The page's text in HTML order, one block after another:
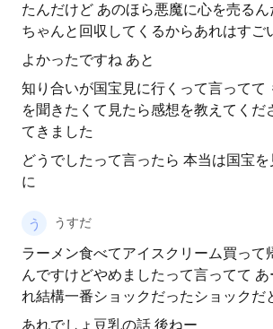
たんだけど あのほら悪魔に心を売る
ちゃんと回収してくるからあれはすご
よかったですね あと
知り合いが国宝見に行くって言ってて
を聞きたくて見たら感想を教えてくだ
てきました
どうでしたって言ったら 本当は国宝を
に
うすだ
ラーメン食べてアイスクリーム買って
んですけどやめましたって言ってて
れ結構一番ショックだったショックだ
あれでしょ豆乳の話 後ねー